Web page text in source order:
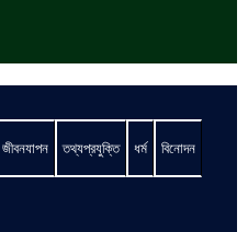
জীবনযাপন তথ্যপ্রযুক্তি ধর্ম বিনোদন